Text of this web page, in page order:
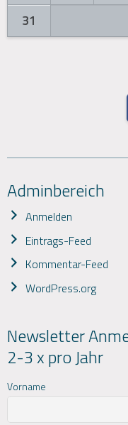
31
Adminbereich
Anmelden
Eintrags-Feed
Kommentar-Feed
WordPress.org
Newsletter
2-3 x pro Jahr
Vorname